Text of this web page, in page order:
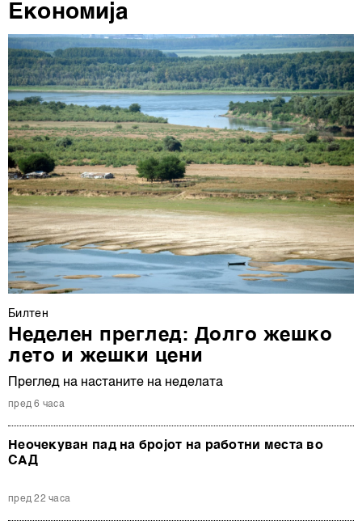
Економија
Билтен
Неделен преглед: Долго жешко
лето и жешки цени
Преглед на настаните на неделата
пред 6 часа
Неочекуван пад на бројот на работни места во
САД
пред 22 часа